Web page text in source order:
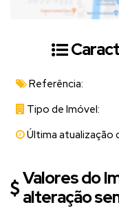
uma visita!
Referência:
Tipo de Imóvel:
Última atualização
Valores do
alteração